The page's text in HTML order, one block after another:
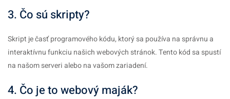
3. Čo sú skripty?
Skript je časť programového kódu, ktorý sa používa na správnu a
interaktívnu funkciu našich webových stránok. Tento kód sa spustí
na našom serveri alebo na vašom zariadení.
4. Čo je to webový maják?